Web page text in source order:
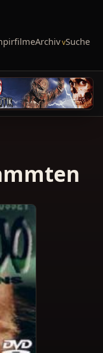
Archiv Suche